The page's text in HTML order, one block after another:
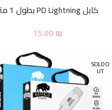
كابل PD Lightning بطول 1 متر
15.00₪
SOLD O
UT